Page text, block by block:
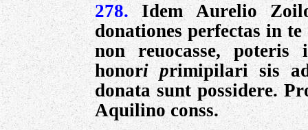
278.
Idem Aurelio
donationes perfectas in
non reuocasse,
honori primipilari sis
donata sunt possidere.
Aquilino conss.